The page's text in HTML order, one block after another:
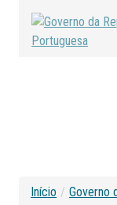
Início / Governo